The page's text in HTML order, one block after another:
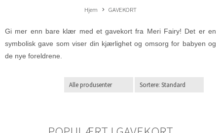
Hjem GAVEKORT
Gi mer enn bare klær med et gavekort fra Meri Fairy! Det er en
symbolisk gave som viser din kjærlighet og omsorg for babyen og
de nye foreldrene.